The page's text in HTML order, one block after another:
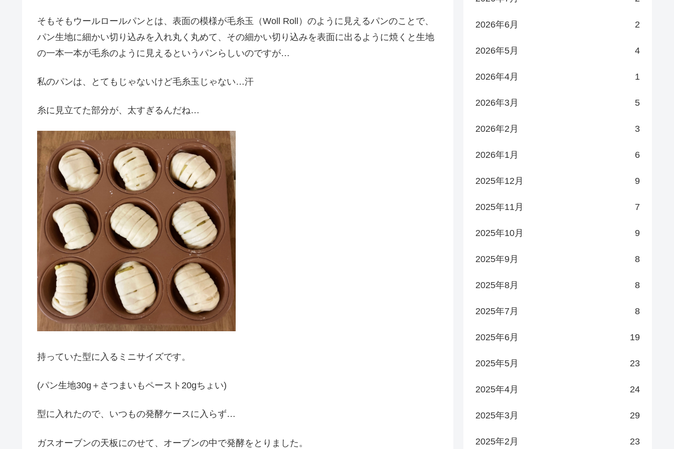
そもそもウールロールパンとは、表面の模様が毛糸玉（Woll Roll）のように見えるパンのことで、
パン生地に細かい切り込みを入れ丸く丸めて、その細かい切り込みを表面に出るように焼くと生地
の一本一本が毛糸のように見えるというパンらしいのですが…
私のパンは、とてもじゃないけど毛糸玉じゃない…汗
糸に見立てた部分が、太すぎるんだね…
持っていた型に入るミニサイズです。
(パン生地30g＋さつまいもペースト20gちょい)
型に入れたので、いつもの発酵ケースに入らず…
ガスオーブンの天板にのせて、オーブンの中で発酵をとりました。
2026年6月 2
2026年5月 4
2026年4月 1
2026年3月 5
2026年2月 3
2026年1月 6
2025年12月 9
2025年11月 7
2025年10月 9
2025年9月 8
2025年8月 8
2025年7月 8
2025年6月 19
2025年5月 23
2025年4月 24
2025年3月 29
2025年2月 23